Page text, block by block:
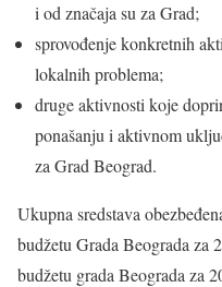
i od značaja su za Grad;
sprovođenje konkretnih
lokalnih problema;
druge aktivnosti koje
ponašanju i aktivnom
za Grad Beograd.
Ukupna sredstava
budžetu Grada Beograda za
budžetu grada Beograda za